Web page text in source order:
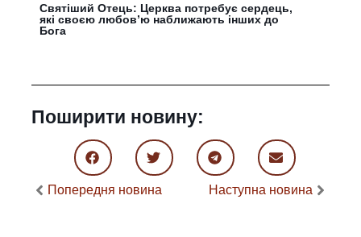
Святіший Отець: Церква потребує сердець,
які своєю любов’ю наближають інших до
Бога
Поширити новину:
Попередня новина Наступна новина